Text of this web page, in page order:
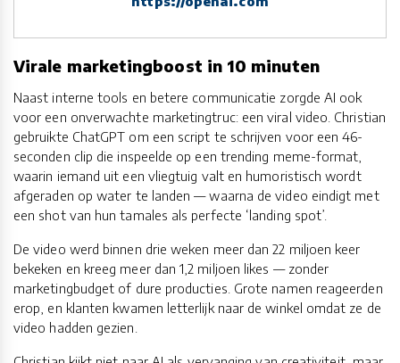
Virale marketingboost in 10 minuten
Naast interne tools en betere communicatie zorgde AI ook
voor een onverwachte marketingtruc: een viral video. Christian
gebruikte ChatGPT om een script te schrijven voor een 46-
seconden clip die inspeelde op een trending meme-format,
waarin iemand uit een vliegtuig valt en humoristisch wordt
afgeraden op water te landen — waarna de video eindigt met
een shot van hun tamales als perfecte ‘landing spot’.
De video werd binnen drie weken meer dan 22 miljoen keer
bekeken en kreeg meer dan 1,2 miljoen likes — zonder
marketingbudget of dure producties. Grote namen reageerden
erop, en klanten kwamen letterlijk naar de winkel omdat ze de
video hadden gezien.